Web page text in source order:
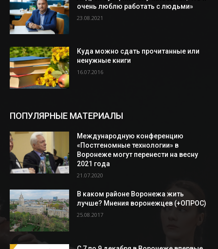
очень люблю работать с людьми»
23.08.2021
Куда можно сдать прочитанные или
ненужные книги
16.07.2016
ПОПУЛЯРНЫЕ МАТЕРИАЛЫ
Международную конференцию
«Постгеномные технологии» в
Воронеже могут перенести на весну
2021 года
21.07.2020
В каком районе Воронежа жить
лучше? Мнения воронежцев (+ОПРОС)
25.08.2017